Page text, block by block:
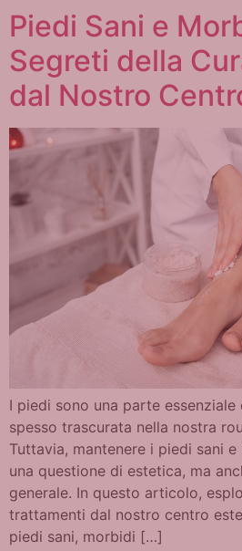
Piedi Sani e
Segreti della
dal Nostro
I piedi sono una parte
spesso trascurata nella nostra
Tuttavia, mantenere i piedi sani
una questione di estetica, ma
generale. In questo articolo,
trattamenti dal nostro centro
piedi sani, morbidi […]